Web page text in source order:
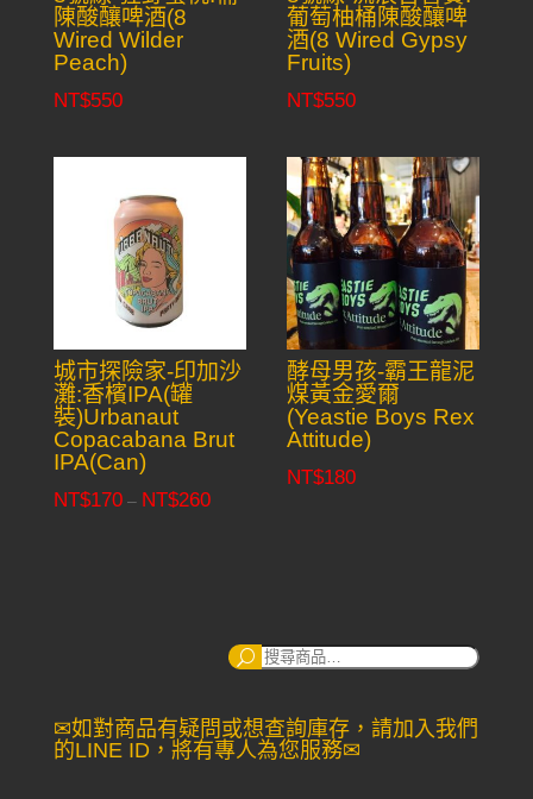
陳酸釀啤酒(8
Wired Wilder
Peach)
NT$550
葡萄柚桶陳酸釀啤
酒(8 Wired Gypsy
Fruits)
NT$550
城市探險家-印加沙
灘:香檳IPA(罐
裝)Urbanaut
Copacabana Brut
IPA(Can)
NT$170 – NT$260Price
酵母男孩-霸王龍泥
煤黃金愛爾
(Yeastie Boys Rex
Attitude)
NT$180
搜
✉如對商品有疑問或想查詢庫存，請加入我們
的LINE ID，將有專人為您服務✉